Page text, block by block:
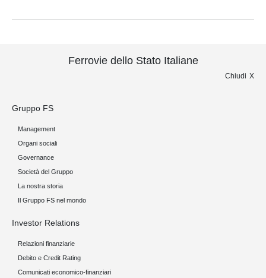
Ferrovie dello Stato Italiane
Chiudi
Gruppo FS
Management
Organi sociali
Governance
Società del Gruppo
La nostra storia
Il Gruppo FS nel mondo
Investor Relations
Relazioni finanziarie
Debito e Credit Rating
Comunicati economico-finanziari